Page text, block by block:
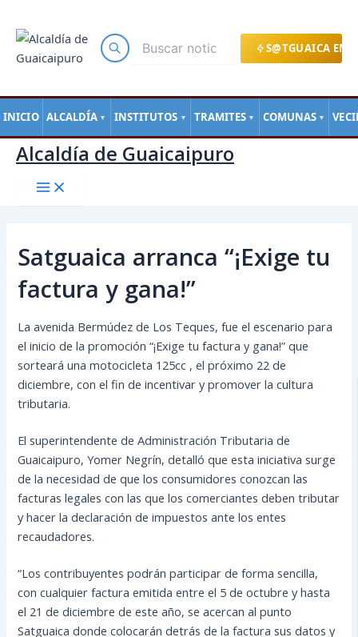
S@TGUAICA EN
INICIO ALCALDÍA ▼ INSTITUTOS ▼ TRAMITES ▼ COMUNAS ▼
contenido
Alcaldía de Guaicaipuro
Satguaica arranca “¡Exige tu
factura y gana!”
La avenida Bermúdez de Los Teques, fue el escenario para
el inicio de la promoción “¡Exige tu factura y gana!” que
sorteará una motocicleta 125cc , el próximo 22 de
diciembre, con el fin de incentivar y promover la cultura
tributaria.
El superintendente de Administración Tributaria de
Guaicaipuro, Yomer Negrín, detalló que esta iniciativa surge
de la necesidad de que los consumidores conozcan las
facturas legales con las que los comerciantes deben tributar
y hacer la declaración de impuestos ante los entes
recaudadores.
“Los contribuyentes podrán participar de forma sencilla,
con cualquier factura emitida entre el 5 de octubre y hasta
el 21 de diciembre de este año, se acercan al punto
Satguaica donde colocarán detrás de la factura sus datos y
de
entradas